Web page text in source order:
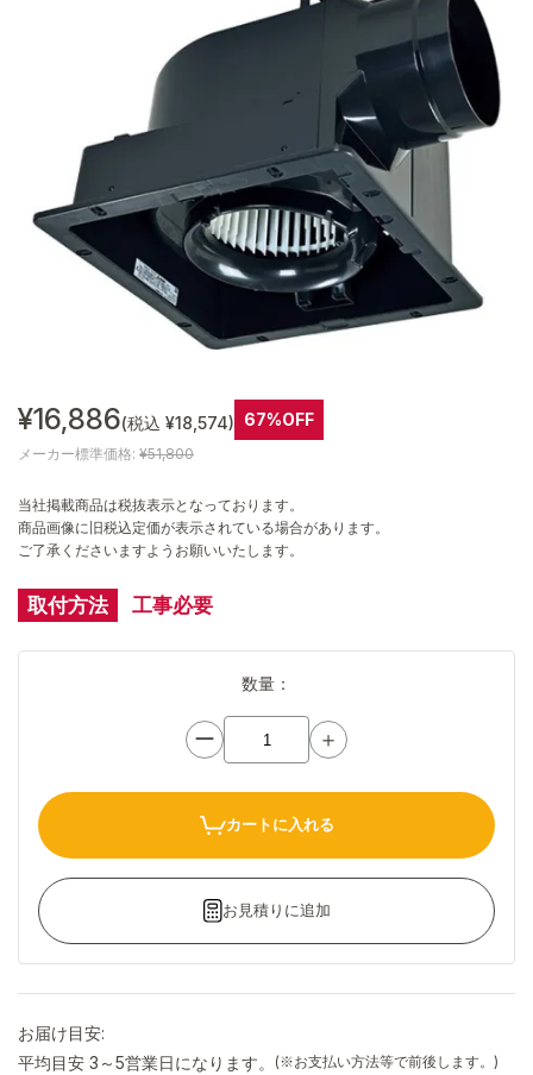
¥16,886(税込 ¥18,574) 67%OFF
メーカー標準価格: ¥51,800
当社掲載商品は税抜表示となっております。
商品画像に旧税込定価が表示されている場合があります。
ご了承くださいますようお願いいたします。
取付方法 工事必要
数量：
ー ＋
カートに入れる
お見積りに追加
お届け目安:
平均目安 3～5営業日になります。
(※お支払い方法等で前後します。)